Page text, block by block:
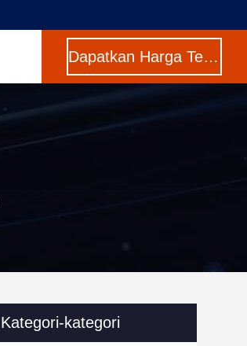
Dapatkan Harga Terbaik
Kategori-kategori